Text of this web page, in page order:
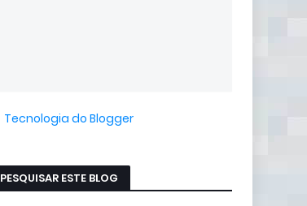
Tecnologia do Blogger
PESQUISAR ESTE BLOG